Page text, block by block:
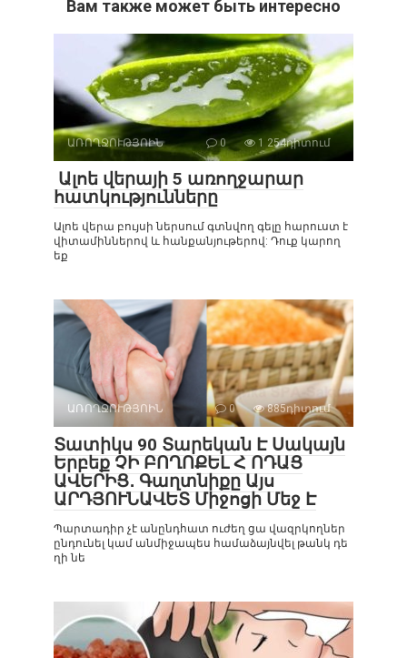
Вам также может быть интересно
ԱՌՈՂՋՈՒԹՅՈԻՆ 0 1 254դիտում
Ալոե վերայի 5 առողջարար
հատկությունները
Ալոե վերա բույսի ներսում գտնվող գելը հարուստ է
վիտամիններով և հանքանյութերով: Դուք կարող
եք
ԱՌՈՂՋՈՒԹՅՈԻՆ 0 885դիտում
Տատիկս 90 Տարեկան Է Սակայն
Երբեք ՉԻ ԲՈՂՈՔԵԼ Հ ՈԴԱՑ
ԱՎԵՐԻՑ․ Գաղտնիքը Այս
ԱՐԴՅՈՒՆԱՎԵՏ Միջոցի Մեջ Է
Պարտադիր չէ անընդհատ ուժեղ ցա վազրկողներ
ընդունել կամ անմիջապես համաձայնվել թանկ դե
ղի նե